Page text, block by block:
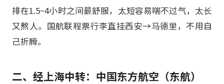
排在1.5~4小时之间最舒服，太短容易喘不过气，太长
又熬人。国航联程票行李直挂西安→马德里，不用自
己折腾。
二、经上海中转：中国东方航空（东航）